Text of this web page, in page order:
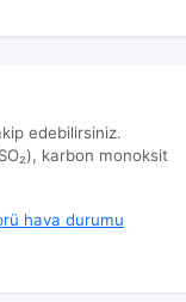
edebilirsiniz.
karbon monoksit
hava durumu